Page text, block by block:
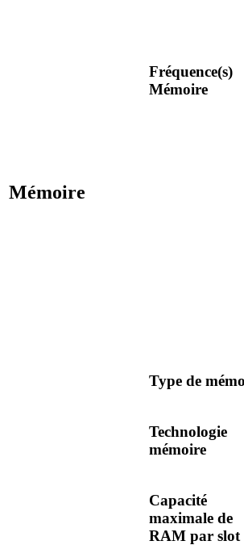
Mémoire
Fréquence(s)
Mémoire
Type de
Technologie
mémoire
Capacité
maximale de
RAM par slot